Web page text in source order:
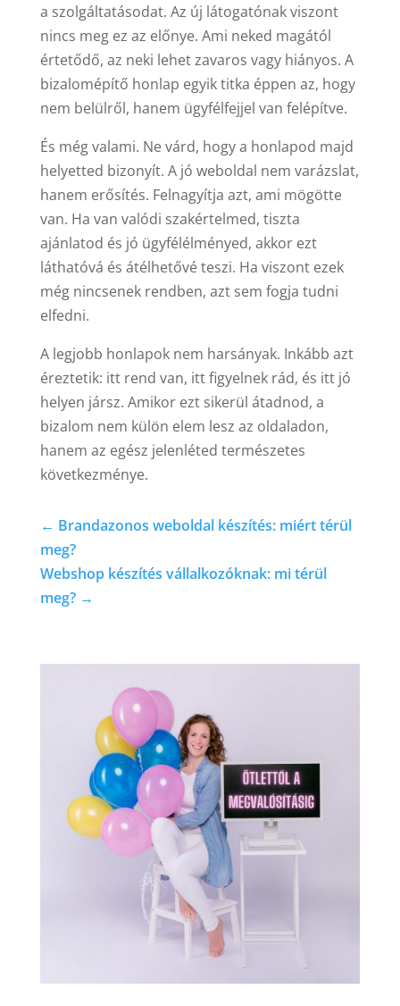
a szolgáltatásodat. Az új látogatónak viszont
nincs meg ez az előnye. Ami neked magától
értetődő, az neki lehet zavaros vagy hiányos. A
bizalomépítő honlap egyik titka éppen az, hogy
nem belülről, hanem ügyfélfejjel van felépítve.
És még valami. Ne várd, hogy a honlapod majd
helyetted bizonyít. A jó weboldal nem varázslat,
hanem erősítés. Felnagyítja azt, ami mögötte
van. Ha van valódi szakértelmed, tiszta
ajánlatod és jó ügyfélélményed, akkor ezt
láthatóvá és átélhetővé teszi. Ha viszont ezek
még nincsenek rendben, azt sem fogja tudni
elfedni.
A legjobb honlapok nem harsányak. Inkább azt
éreztetik: itt rend van, itt figyelnek rád, és itt jó
helyen jársz. Amikor ezt sikerül átadnod, a
bizalom nem külön elem lesz az oldaladon,
hanem az egész jelenléted természetes
következménye.
← Brandazonos weboldal készítés: miért térül
meg?
Webshop készítés vállalkozóknak: mi térül
meg?→